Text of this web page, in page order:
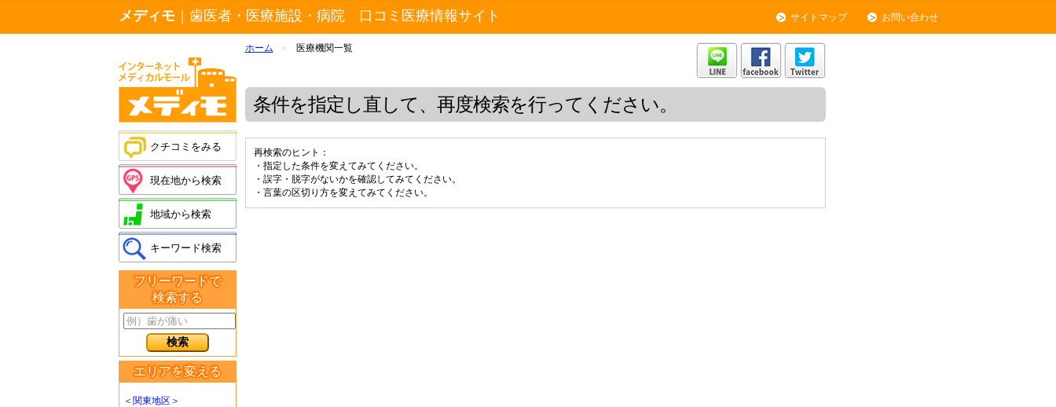
メディモ｜歯医者・医療施設・病院 口コミ医療情報サイト サイトマップ お問い合わせ
クチコミをみる
現在地から検索
地域から検索
キーワード検索
フリーワードで
検索する
エリアを変える
＜関東地区＞
ホーム > 医療機関一覧
条件を指定し直して、再度検索を行ってください。
再検索のヒント：
・指定した条件を変えてみてください。
・誤字・脱字がないかを確認してみてください。
・言葉の区切り方を変えてみてください。